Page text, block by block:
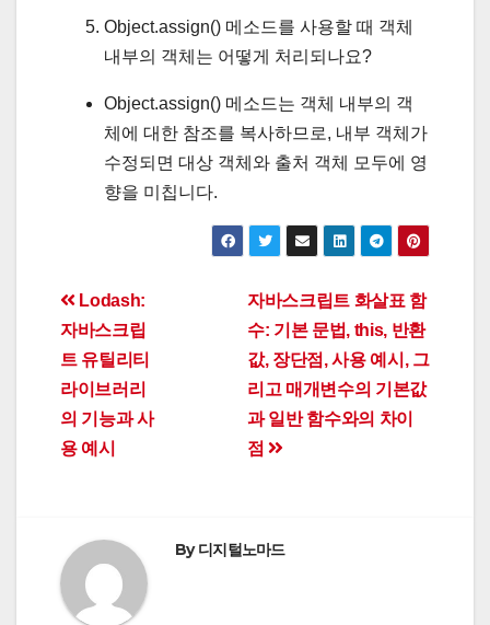
Object.assign() 메소드를 사용할 때 객체
내부의 객체는 어떻게 처리되나요?
Object.assign() 메소드는 객체 내부의 객
체에 대한 참조를 복사하므로, 내부 객체가
수정되면 대상 객체와 출처 객체 모두에 영
향을 미칩니다.
Post
navigation
자바스크립트 화살표 함
수: 기본 문법, this, 반환
값, 장단점, 사용 예시, 그
리고 매개변수의 기본값
과 일반 함수와의 차이
점
Lodash:
자바스크립
트 유틸리티
라이브러리
의 기능과 사
용 예시
By디지털노마드